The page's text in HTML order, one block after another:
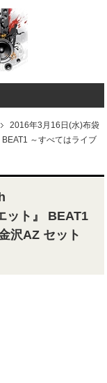
2016年3月16日(水)布袋
～すべてはライブ
ット』 BEAT1
沢AZ セット